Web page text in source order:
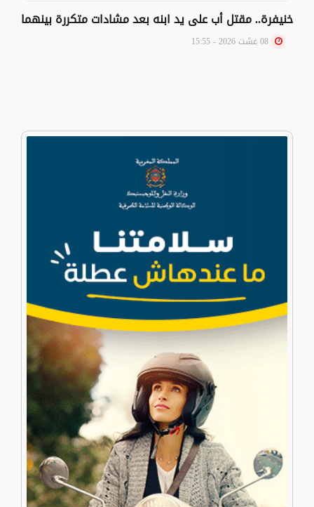
خنيفرة.. مقتل أب على يد ابنه بعد مشادات متكررة بينهما